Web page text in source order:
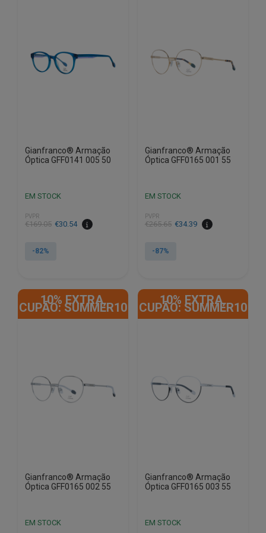
Gianfranco® Armação
Óptica GFF0141 005 50
EM STOCK
PVPR
€169.05
O
original
€30.54
O
atual
-82%
Gianfranco® Armação
Óptica GFF0165 001 55
EM STOCK
PVPR
€265.65
O
original
€34.39
O
atual
-87%
10% EXTRA,
CUPÃO: SUMMER10
Gianfranco® Armação
Óptica GFF0165 002 55
EM STOCK
10% EXTRA,
CUPÃO: SUMMER10
Gianfranco® Armação
Óptica GFF0165 003 55
EM STOCK